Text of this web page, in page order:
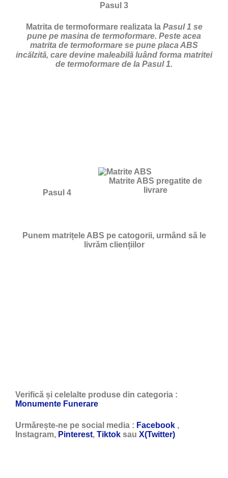
Pasul 3
Matrita de termoformare realizata la Pasul 1 se
pune pe masina de termoformare. Peste acea
matrita de termoformare se pune placa ABS
incălzită, care devine maleabilă luând forma matritei
de termoformare de la Pasul 1.
Matrite ABS pregatite de
livrare
Pasul 4
Punem matrițele ABS pe catogorii, urmând să le
livrăm cliențiilor
Verifică și celelalte produse din categoria :
Monumente Funerare
Urmărește-ne pe social media : Facebook ,
Instagram, Pinterest, Tiktok sau X(Twitter)